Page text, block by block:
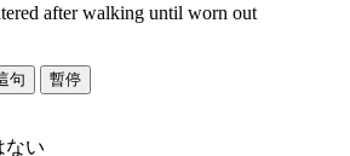
after walking until worn out
句 暫停
ない